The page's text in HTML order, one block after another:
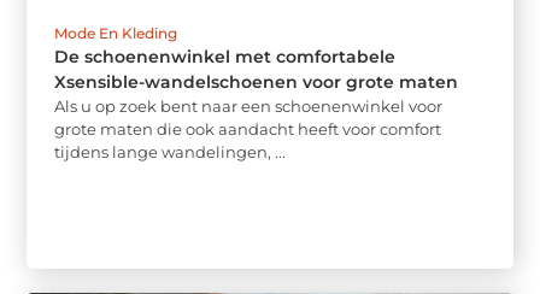
Mode En Kleding
De schoenenwinkel met comfortabele
Xsensible-wandelschoenen voor grote maten
Als u op zoek bent naar een schoenenwinkel voor
grote maten die ook aandacht heeft voor comfort
tijdens lange wandelingen, ...